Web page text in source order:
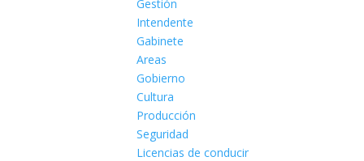
Gestión
Intendente
Gabinete
Areas
Gobierno
Cultura
Producción
Seguridad
Licencias de conducir